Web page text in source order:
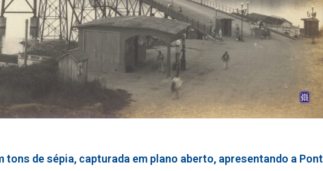
de sépia, capturada em plano aberto, apresentando a